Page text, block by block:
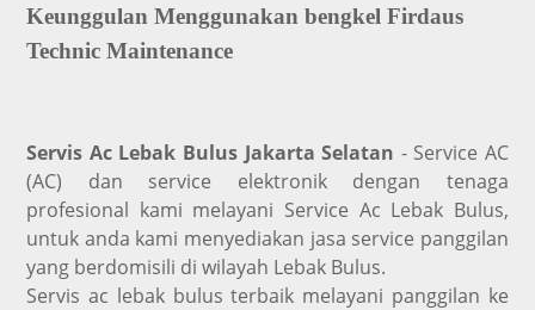
Keunggulan Menggunakan bengkel Firdaus
Technic Maintenance
Servis Ac Lebak Bulus Jakarta Selatan - Service AC
(AC) dan service elektronik dengan tenaga
profesional kami melayani Service Ac Lebak Bulus,
untuk anda kami menyediakan jasa service panggilan
yang berdomisili di wilayah Lebak Bulus.
Servis ac lebak bulus terbaik melayani panggilan ke